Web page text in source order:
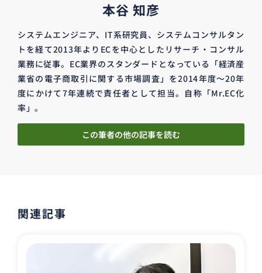
本谷 知彦
システムエンジニア、IT系研究員、システムコンサルタン
トを経て2013年よりECを中心としたリサーチ・コンサル
業務に従事。EC業界のスタンダードとなっている「経済産
業省の電子商取引に関する市場調査」を2014年度～20年
度にかけて7年連続で責任者として担当。自称「Mr.EC化
率」。
この筆者の他の記事を読む
関連記事